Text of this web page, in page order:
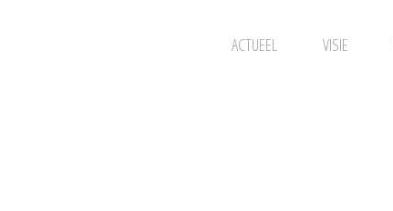
ACTUEEL VISIE